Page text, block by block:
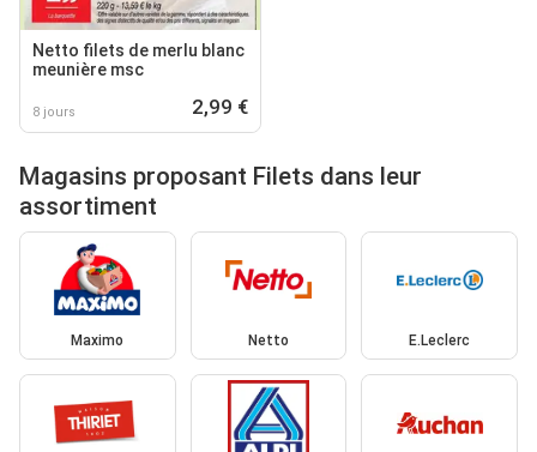
Netto filets de merlu blanc
meunière msc
8 jours 2,99 €
Magasins proposant Filets dans leur
assortiment
Maximo Netto E.Leclerc